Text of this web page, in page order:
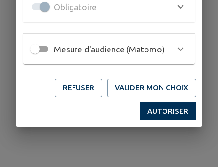
Obligatoire
Mesure d'audience (Matomo)
REFUSER VALIDER MON CHOIX
AUTORISER